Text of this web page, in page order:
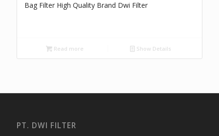
Bag Filter High Quality Brand Dwi Filter
Read more Show Details
PT. DWI FILTER